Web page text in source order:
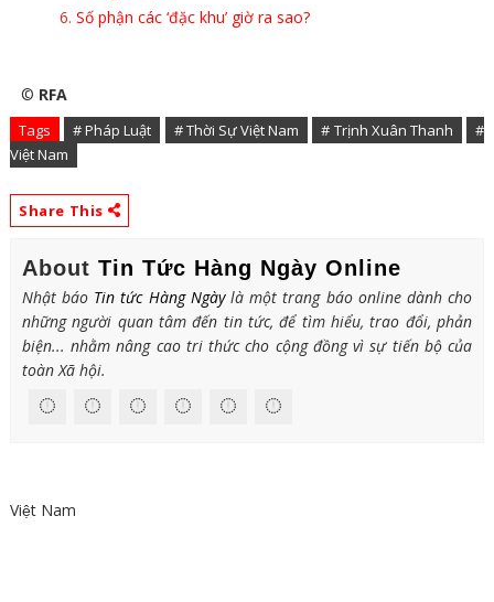
Số phận các ‘đặc khu’ giờ ra sao?
© RFA
Tags # Pháp Luật # Thời Sự Việt Nam # Trịnh Xuân Thanh
#
Việt Nam
Share This
About Tin Tức Hàng Ngày Online
Nhật báo Tin tức Hàng Ngàylà một trang báo online dành cho
những người quan tâm đến tin tức, để tìm hiểu, trao đổi, phản
biện... nhằm nâng cao tri thức cho cộng đồng vì sự tiến bộ của
toàn Xã hội.
Việt Nam